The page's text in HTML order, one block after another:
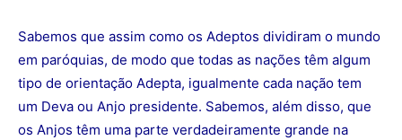
Sabemos que assim como os Adeptos dividiram o mundo
em paróquias, de modo que todas as nações têm algum
tipo de orientação Adepta, igualmente cada nação tem
um Deva ou Anjo presidente. Sabemos, além disso, que
os Anjos têm uma parte verdadeiramente grande na